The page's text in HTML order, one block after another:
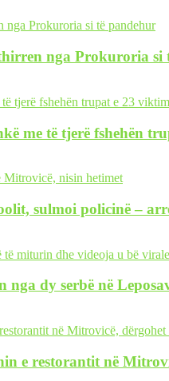
nga Prokuroria si
me të tjerë fshehën
sulmoi policinë –
nga dy serbë në
e restorantit në